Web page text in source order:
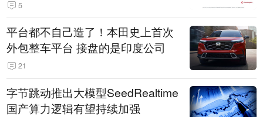
5
平台都不自己造了！本田史上首次
外包整车平台 接盘的是印度公司
21
字节跳动推出大模型SeedRealtime
国产算力逻辑有望持续加强